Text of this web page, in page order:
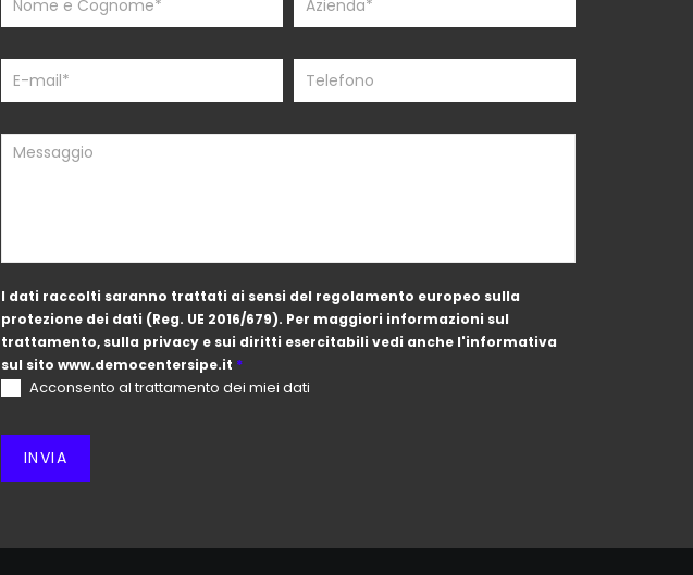
I dati raccolti saranno trattati ai sensi del regolamento europeo sulla
protezione dei dati (Reg. UE 2016/679). Per maggiori informazioni sul
trattamento, sulla privacy e sui diritti esercitabili vedi anche l'informativa
sul sito www.democentersipe.it *
Acconsento al trattamento dei miei dati
leave
INVIA